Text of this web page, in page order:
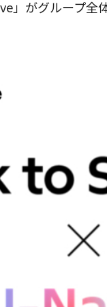
」がグループ全